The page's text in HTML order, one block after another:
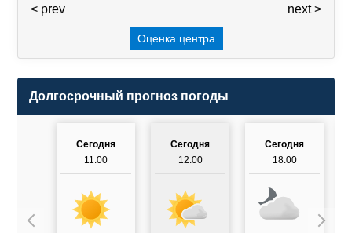
next >
< prev
Оценка центра
Долгосрочный прогноз погоды
Сегодня
11:00
Сегодня
12:00
Сегодня
18:00